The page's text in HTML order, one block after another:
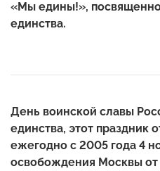
«Мы едины!»,
единства.
День воинской славы
единства, этот праздник
ежегодно с 2005 года 4
освобождения Москвы от